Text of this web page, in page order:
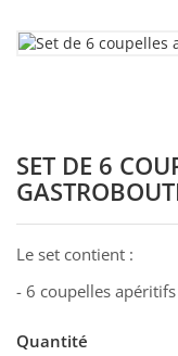
SET DE 6
Le set contient :
- 6 coupelles apéritifs
Quantité